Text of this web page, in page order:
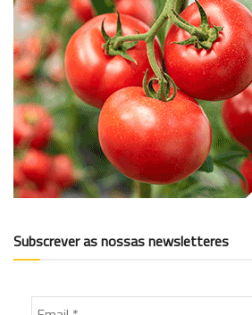
Subscrever as nossas newsletteres